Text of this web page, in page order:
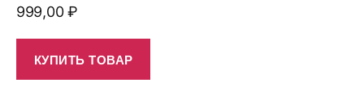
999,00₽
КУПИТЬ ТОВАР